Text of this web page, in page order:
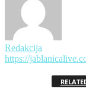
Redakcija
https://